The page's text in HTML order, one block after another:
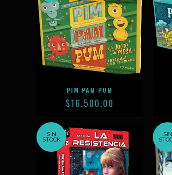
PIM PAM PUM
$16.500,00
SIN
STOCK
SIN